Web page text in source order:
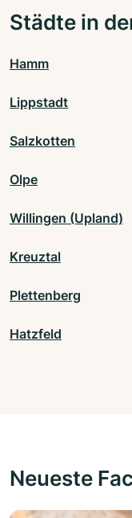
Städte in
Hamm
Lippstadt
Salzkotten
Olpe
Willingen (Upland)
Kreuztal
Plettenberg
Hatzfeld
Neueste